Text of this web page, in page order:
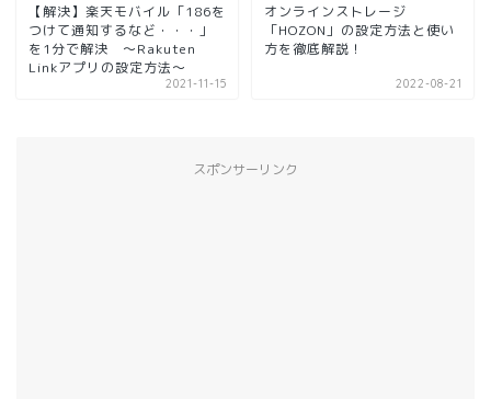
【解決】楽天モバイル「186を
つけて通知するなど・・・」
を1分で解決 ～Rakuten
Linkアプリの設定方法～
2021-11-15
オンラインストレージ
「HOZON」の設定方法と使い
方を徹底解説！
2022-08-21
スポンサーリンク